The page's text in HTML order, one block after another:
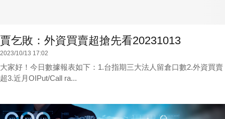
賈乞敗：外資買賣超搶先看20231013
2023/10/13 17:02
大家好！今日數據報表如下：1.台指期三大法人留倉口數2.外資買賣
超3.近月OIPut/Call ra...